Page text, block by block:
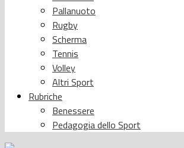
Pallanuoto
Rugby
Scherma
Tennis
Volley
Altri Sport
Rubriche
Benessere
Pedagogia dello Sport